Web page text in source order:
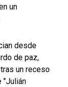
un
desde
de paz,
un receso
"Julián